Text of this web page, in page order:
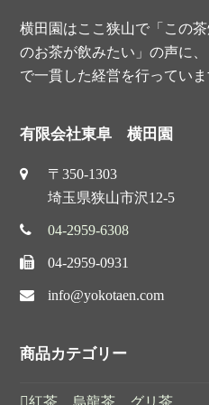
横田園はここ狭山で「この
のお茶が飲みたい」の声に
で一貫した経営を行っていま
有限会社東阜 横田園
〒350-1303
埼玉県狭山市沢12-5
04-2959-6308
04-2959-0931
info@yokotaen.com
商品カテゴリー
紅茶 烏龍茶 グリ茶